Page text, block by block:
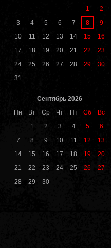
1
2
3
4 5 6 7 8
9
10
11 12 13 14 15
16
17
18 19 20 21 22
23
24
25 26 27 28 29
30
31
Сентябрь 2026
Пн
Вт Ср Чт Пт Сб
Вс
1
2 3 4 5
6
7
8 9 10 11 12
13
14
15 16 17 18 19
20
21
22 23 24 25 26
27
28
29 30